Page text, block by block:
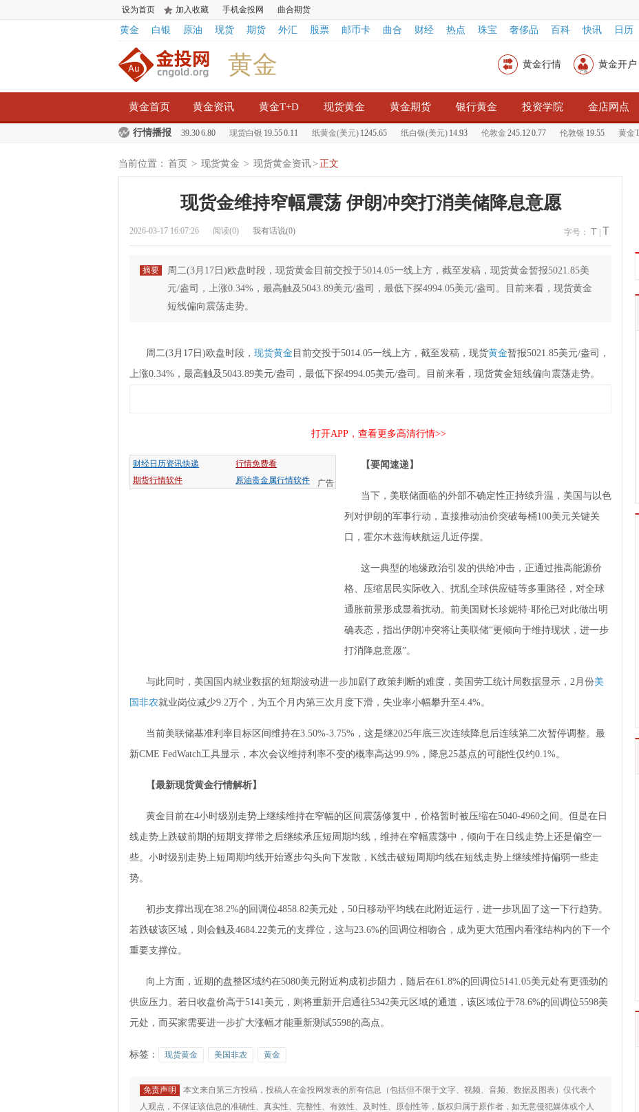
设为首页 加入收藏 手机金投网 曲合期货
黄金 白银 原油 现货 期货 外汇 股票 邮币卡 曲合 财经 热点 珠宝 奢侈品 百科 快讯 日历
黄金 黄金行情 黄金开户
黄金首页 黄金资讯 黄金T+D 现货黄金 黄金期货 银行黄金 投资学院 金店网点
行情播报
现货黄金1239.306.80 现货白银19.550.11 纸黄金(美元) 1245.65 纸白银(美元) 14.93 伦敦金245.120.77 伦敦银19.55 黄金T+D
当前位置： 首页 > 现货黄金 > 现货黄金资讯> 正文
现货金维持窄幅震荡 伊朗冲突打消美储降息意愿
字号： T T
2026-03-17 16:07:26 阅读(0) 我有话说(0)
摘要
周二(3月17日)欧盘时段，现货黄金目前交投于5014.05一线上方，截至发稿，现货黄金暂报5021.85美
元/盎司，上涨0.34%，最高触及5043.89美元/盎司，最低下探4994.05美元/盎司。目前来看，现货黄金
短线偏向震荡走势。
周二(3月17日)欧盘时段， 现货黄金 目前交投于5014.05一线上方，截至发稿，现货黄金暂报5021.85美元/盎司，
上涨0.34%，最高触及5043.89美元/盎司，最低下探4994.05美元/盎司。目前来看，现货黄金短线偏向震荡走势。
打开APP，查看更多高清行情>>
广告
财经日历资讯快递
行情免费看
期货行情软件
原油贵金属行情软件
【要闻速递】
当下，美联储面临的外部不确定性正持续升温，美国与以色
列对伊朗的军事行动，直接推动油价突破每桶100美元关键关
口，霍尔木兹海峡航运几近停摆。
这一典型的地缘政治引发的供给冲击，正通过推高能源价
格、压缩居民实际收入、扰乱全球供应链等多重路径，对全球
通胀前景形成显着扰动。前美国财长珍妮特·耶伦已对此做出明
确表态，指出伊朗冲突将让美联储“更倾向于维持现状，进一步
打消降息意愿”。
与此同时，美国国内就业数据的短期波动进一步加剧了政策判断的难度，美国劳工统计局数据显示，2月份美
国非农就业岗位减少9.2万个，为五个月内第三次月度下滑，失业率小幅攀升至4.4%。
当前美联储基准利率目标区间维持在3.50%-3.75%，这是继2025年底三次连续降息后连续第二次暂停调整。最
新CME FedWatch工具显示，本次会议维持利率不变的概率高达99.9%，降息25基点的可能性仅约0.1%。
【最新现货黄金行情解析】
黄金目前在4小时级别走势上继续维持在窄幅的区间震荡修复中，价格暂时被压缩在5040-4960之间。但是在日
线走势上跌破前期的短期支撑带之后继续承压短周期均线，维持在窄幅震荡中，倾向于在日线走势上还是偏空一
些。小时级别走势上短周期均线开始逐步勾头向下发散，K线击破短周期均线在短线走势上继续维持偏弱一些走
势。
初步支撑出现在38.2%的回调位4858.82美元处，50日移动平均线在此附近运行，进一步巩固了这一下行趋势。
若跌破该区域，则会触及4684.22美元的支撑位，这与23.6%的回调位相吻合，成为更大范围内看涨结构内的下一个
重要支撑位。
向上方面，近期的盘整区域约在5080美元附近构成初步阻力，随后在61.8%的回调位5141.05美元处有更强劲的
供应压力。若日收盘价高于5141美元，则将重新开启通往5342美元区域的通道，该区域位于78.6%的回调位5598美
元处，而买家需要进一步扩大涨幅才能重新测试5598的高点。
标签： 现货黄金 美国非农 黄金
免责声明
本文来自第三方投稿，投稿人在金投网发表的所有信息（包括但不限于文字、视频、音频、数据及图表）仅代表个
人观点，不保证该信息的准确性、真实性、完整性、有效性、及时性、原创性等，版权归属于原作者，如无意侵犯媒体或个人